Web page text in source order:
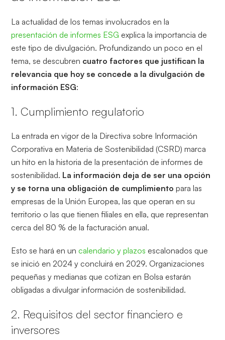
La actualidad de los temas involucrados en la
presentación de informes ESG explica la importancia de
este tipo de divulgación. Profundizando un poco en el
tema, se descubren cuatro factores que justifican la
relevancia que hoy se concede a la divulgación de
información ESG:
1. Cumplimiento regulatorio
La entrada en vigor de la Directiva sobre Información
Corporativa en Materia de Sostenibilidad (CSRD) marca
un hito en la historia de la presentación de informes de
sostenibilidad. La información deja de ser una opción
y se torna una obligación de cumplimiento para las
empresas de la Unión Europea, las que operan en su
territorio o las que tienen filiales en ella, que representan
cerca del 80 % de la facturación anual.
Esto se hará en uncalendario y plazos escalonados que
se inició en 2024 y concluirá en 2029. Organizaciones
pequeñas y medianas que cotizan en Bolsa estarán
obligadas a divulgar información de sostenibilidad.
2. Requisitos del sector financiero e
inversores